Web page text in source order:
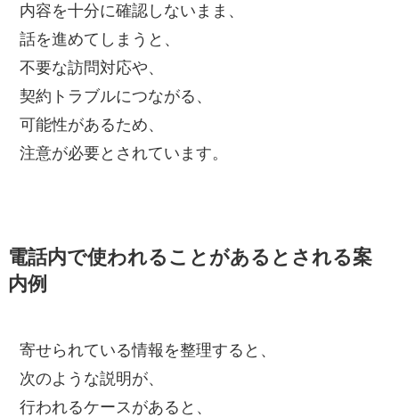
内容を十分に確認しないまま、
話を進めてしまうと、
不要な訪問対応や、
契約トラブルにつながる、
可能性があるため、
注意が必要とされています。
電話内で使われることがあるとされる案
内例
寄せられている情報を整理すると、
次のような説明が、
行われるケースがあると、